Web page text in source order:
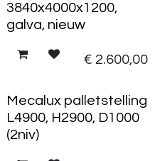
3840x4000x1200,
galva, nieuw
€ 2.600,00
Mecalux palletstelling
L4900, H2900, D1000
(2niv)